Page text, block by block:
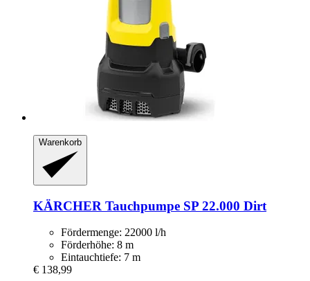
Warenkorb
KÄRCHER Tauchpumpe SP 22.000 Dirt
Fördermenge: 22000 l/h
Förderhöhe: 8 m
Eintauchtiefe: 7 m
€ 138,99